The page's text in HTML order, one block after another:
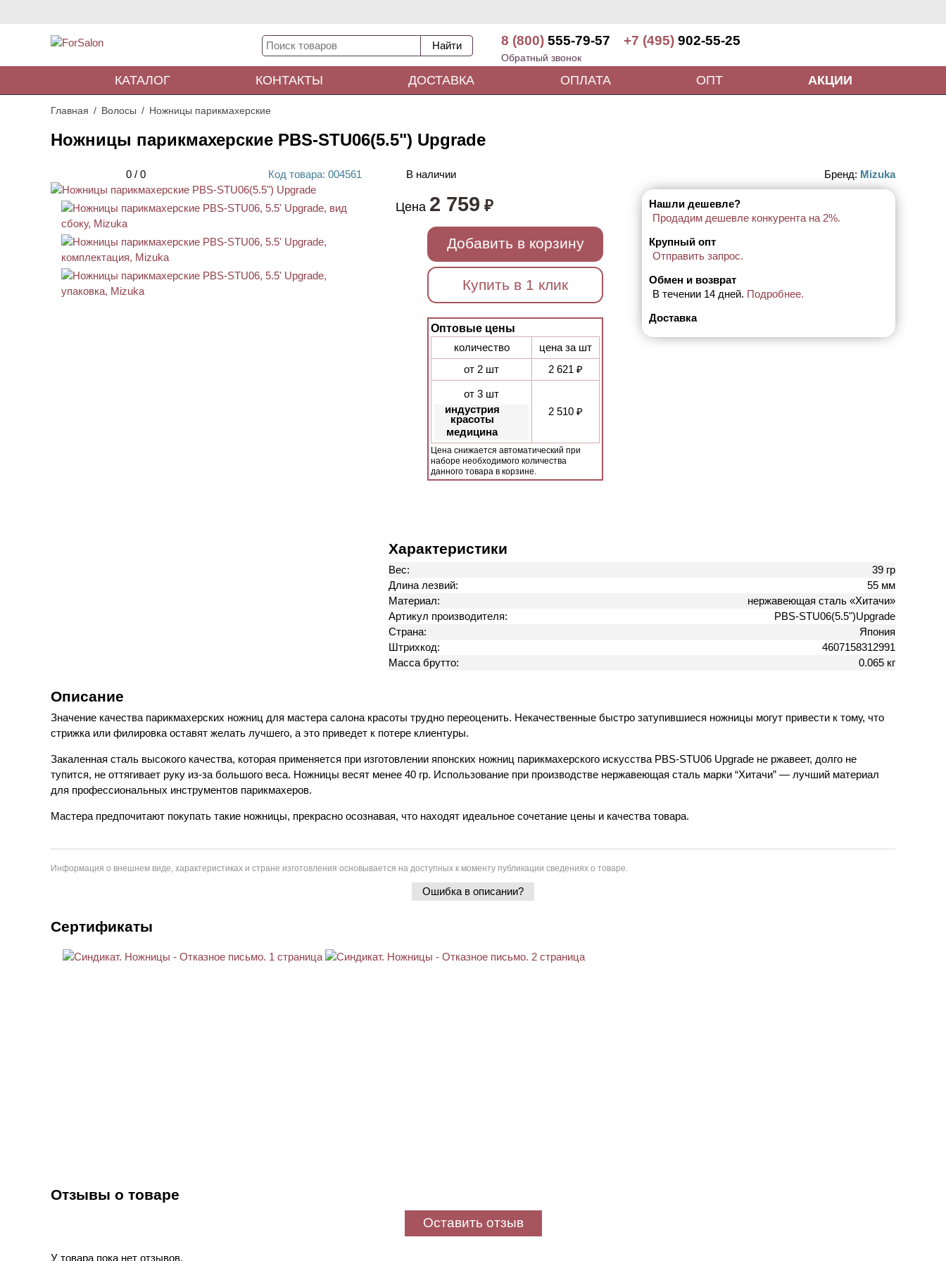
8 (800) 555-79-57 +7 (495) 902-55-25
Обратный звонок
КАТАЛОГ КОНТАКТЫ ДОСТАВКА ОПЛАТА ОПТ АКЦИИ
Главная Волосы Ножницы парикмахерские
Ножницы парикмахерские PBS-STU06(5.5") Upgrade
0 / 0 Код товара: 004561 В наличии Бренд: Mizuka
Цена 2 759 ₽
Добавить в корзину
Купить в 1 клик
Оптовые цены
количество
цена за шт
от 2 шт
2 621 ₽
от 3 шт
индустрия
красоты
медицина
2 510 ₽
Цена снижается автоматический при
наборе необходимого количества
данного товара в корзине.
Нашли дешевле?
Продадим дешевле конкурента на 2%.
Крупный опт
Отправить запрос.
Обмен и возврат
В течении 14 дней. Подробнее.
Доставка
Характеристики
Вес:
39 гр
Длина лезвий:
55 мм
Материал:
нержавеющая сталь «Хитачи»
Артикул производителя:
PBS-STU06(5.5")Upgrade
Страна:
Япония
Штрихкод:
4607158312991
Масса брутто:
0.065 кг
Описание
Значение качества парикмахерских ножниц для мастера салона красоты трудно переоценить. Некачественные быстро затупившиеся ножницы могут привести к тому, что
стрижка или филировка оставят желать лучшего, а это приведет к потере клиентуры.
Закаленная сталь высокого качества, которая применяется при изготовлении японских ножниц парикмахерского искусства PBS-STU06 Upgrade не ржавеет, долго не
тупится, не оттягивает руку из-за большого веса. Ножницы весят менее 40 гр. Использование при производстве нержавеющая сталь марки “Хитачи” — лучший материал
для профессиональных инструментов парикмахеров.
Мастера предпочитают покупать такие ножницы, прекрасно осознавая, что находят идеальное сочетание цены и качества товара.
Информация о внешнем виде, характеристиках и стране изготовления основывается на доступных к моменту публикации сведениях о товаре.
Ошибка в описании?
Сертификаты
Отзывы о товаре
Оставить отзыв
У товара пока нет отзывов.